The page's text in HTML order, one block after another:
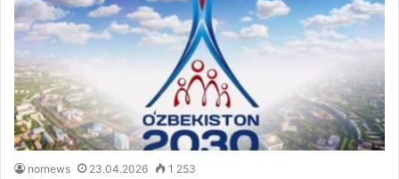
nornews 23.04.2026 1 253